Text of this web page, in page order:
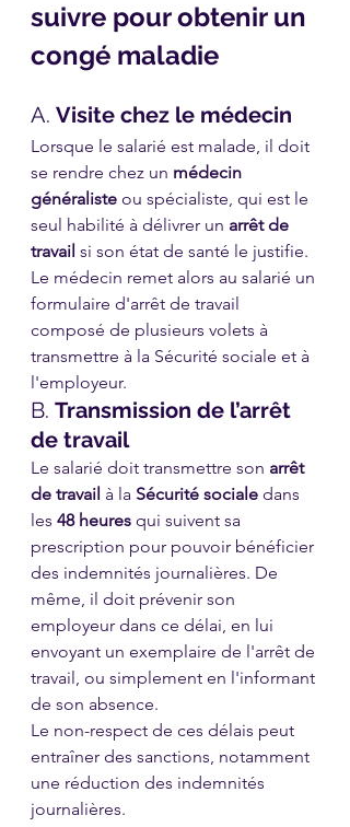
suivre pour obtenir un
congé maladie
A. Visite chez le médecin
Lorsque le salarié est malade, il doit
se rendre chez un médecin
généraliste ou spécialiste, qui est le
seul habilité à délivrer un arrêt de
travail si son état de santé le justifie.
Le médecin remet alors au salarié un
formulaire d'arrêt de travail
composé de plusieurs volets à
transmettre à la Sécurité sociale et à
l'employeur.
B. Transmission de l’arrêt
de travail
Le salarié doit transmettre son arrêt
de travail à la Sécurité sociale dans
les 48 heures qui suivent sa
prescription pour pouvoir bénéficier
des indemnités journalières. De
même, il doit prévenir son
employeur dans ce délai, en lui
envoyant un exemplaire de l'arrêt de
travail, ou simplement en l'informant
de son absence.
Le non-respect de ces délais peut
entraîner des sanctions, notamment
une réduction des indemnités
journalières.